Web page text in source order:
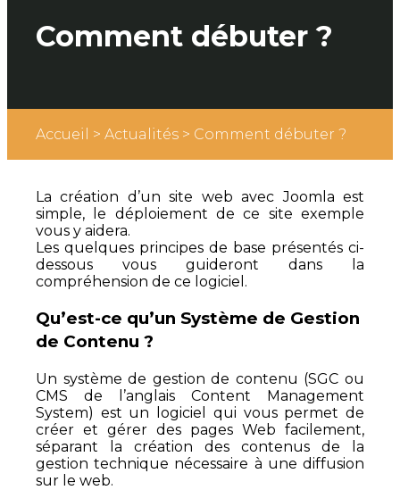
Comment débuter ?
Accueil > Actualités > Comment débuter ?
La création d’un site web avec Joomla est
simple, le déploiement de ce site exemple
vous y aidera.
Les quelques principes de base présentés ci-
dessous vous guideront dans la
compréhension de ce logiciel.
Qu’est-ce qu’un Système de Gestion
de Contenu ?
Un système de gestion de contenu (SGC ou
CMS de l’anglais Content Management
System) est un logiciel qui vous permet de
créer et gérer des pages Web facilement,
séparant la création des contenus de la
gestion technique nécessaire à une diffusion
sur le web.